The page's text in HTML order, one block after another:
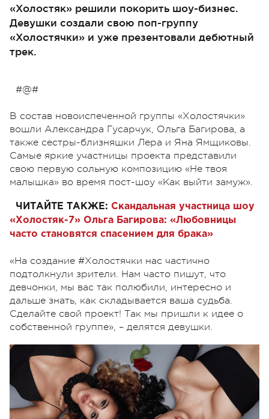
«Холостяк» решили покорить шоу-бизнес.
Девушки создали свою поп-группу
«Холостячки» и уже презентовали дебютный
трек.
#@#
В состав новоиспеченной группы «Холостячки»
вошли Александра Гусарчук, Ольга Багирова, а
также сестры-близняшки Лера и Яна Ямщиковы.
Самые яркие участницы проекта представили
свою первую сольную композицию «Не твоя
малышка» во время пост-шоу «Как выйти замуж».
ЧИТАЙТЕ ТАКЖЕ: Скандальная участница шоу
«Холостяк-7» Ольга Багирова: «Любовницы
часто становятся спасением для брака»
«На создание #Холостячки нас частично
подтолкнули зрители. Нам часто пишут, что
девчонки, мы вас так полюбили, интересно и
дальше знать, как складывается ваша судьба.
Сделайте свой проект! Так мы пришли к идее о
собственной группе», – делятся девушки.